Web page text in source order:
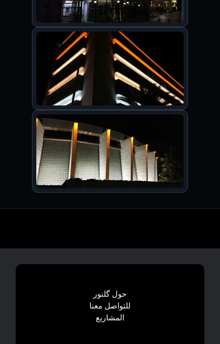
حول گلنور
للتواصل معنا
المشاریع